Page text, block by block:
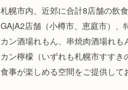
札幌市内、近郊に合計8店舗の飲
GAjA2店舗（小樽市、恵庭市）
カン酒場れもん、串焼肉酒場れ
カン檸檬（いずれも札幌市すす
食事が楽しめる空間をご提供して